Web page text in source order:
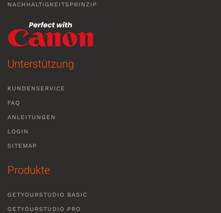
NACHHALTIGKEITSPRINZIP
Unterstützung
KUNDENSERVICE
FAQ
ANLEITUNGEN
LOGIN
SITEMAP
Produkte
GETYOURSTUDIO BASIC
GETYOURSTUDIO PRO